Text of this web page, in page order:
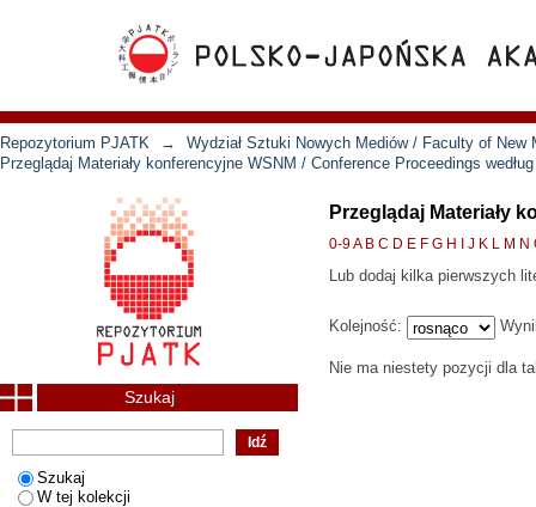
Repozytorium PJATK →
Wydział Sztuki Nowych Mediów / Faculty of New
Przeglądaj Materiały konferencyjne WSNM / Conference Proceedings
Przeglądaj Materiały
0-9A B C D E F G H J K L M N
Lub dodaj kilka pierwszych
Kolejność:
Nie ma niestety pozycji dla
Szukaj
Szukaj
W tej kolekcji